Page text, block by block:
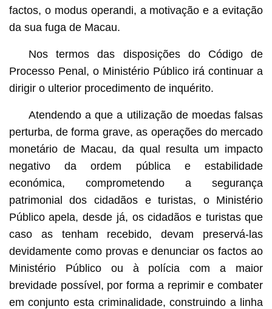
factos, o modus operandi, a motivação e a evitação
da sua fuga de Macau.
Nos termos das disposições do Código de
Processo Penal, o Ministério Público irá continuar a
dirigir o ulterior procedimento de inquérito.
Atendendo a que a utilização de moedas falsas
perturba, de forma grave, as operações do mercado
monetário de Macau, da qual resulta um impacto
negativo da ordem pública e estabilidade
económica, comprometendo a segurança
patrimonial dos cidadãos e turistas, o Ministério
Público apela, desde já, os cidadãos e turistas que
caso as tenham recebido, devam preservá-las
devidamente como provas e denunciar os factos ao
Ministério Público ou à polícia com a maior
brevidade possível, por forma a reprimir e combater
em conjunto esta criminalidade, construindo a linha